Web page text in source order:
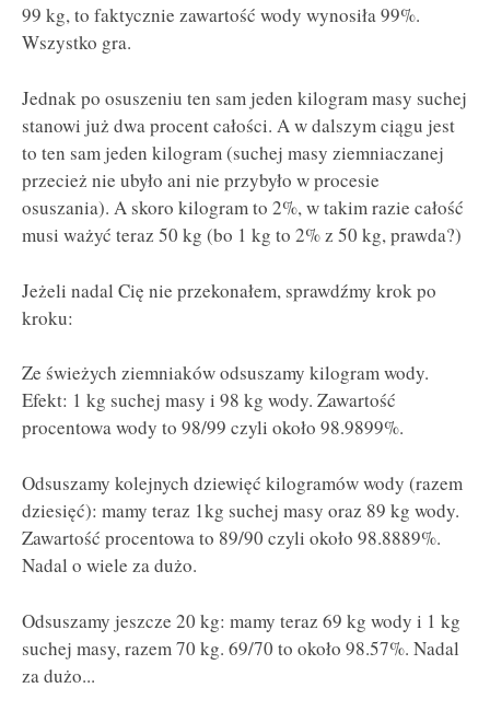
99 kg, to faktycznie zawartość wody wynosiła 99%.
Wszystko gra.
Jednak po osuszeniu ten sam jeden kilogram masy suchej
stanowi już dwa procent całości. A w dalszym ciągu jest
to ten sam jeden kilogram (suchej masy ziemniaczanej
przecież nie ubyło ani nie przybyło w procesie
osuszania). A skoro kilogram to 2%, w takim razie całość
musi ważyć teraz 50 kg (bo 1 kg to 2% z 50 kg, prawda?)
Jeżeli nadal Cię nie przekonałem, sprawdźmy krok po
kroku:
Ze świeżych ziemniaków odsuszamy kilogram wody.
Efekt: 1 kg suchej masy i 98 kg wody. Zawartość
procentowa wody to 98/99 czyli około 98.9899%.
Odsuszamy kolejnych dziewięć kilogramów wody (razem
dziesięć): mamy teraz 1kg suchej masy oraz 89 kg wody.
Zawartość procentowa to 89/90 czyli około 98.8889%.
Nadal o wiele za dużo.
Odsuszamy jeszcze 20 kg: mamy teraz 69 kg wody i 1 kg
suchej masy, razem 70 kg. 69/70 to około 98.57%. Nadal
za dużo...